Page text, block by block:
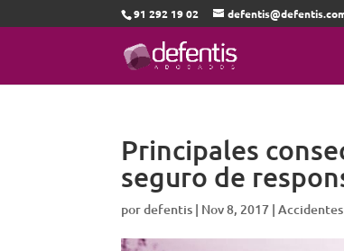
91 292 19 02
Principales
seguro de
pordefentis | Nov 8, 2017 |